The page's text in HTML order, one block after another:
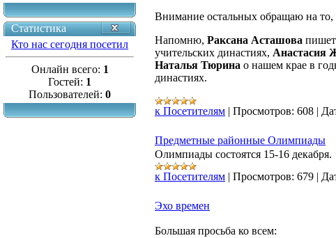
Статистика
Кто нас сегодня посетил
Онлайн всего: 1
Гостей: 1
Пользователей: 0
Внимание остальных обращаю на то,
Напомню, Раксана Асташова
учительских династиях, Анастасия
Наталья Тюрина о нашем крае в
династиях.
к Посетителям | Просмотров: 608 |
Предметные районные Олимпиады
Олимпиады состоятся 15-16 декабря.
к Посетителям | Просмотров: 679 |
Эхо времен
Большая просьба ко всем: